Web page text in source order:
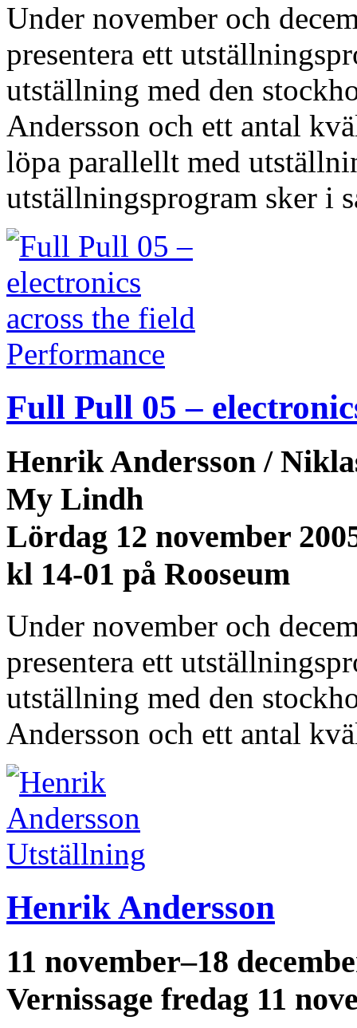
Under november och
presentera ett
utställning med den
Andersson och ett antal
löpa parallellt med
utställningsprogram sker i
Performance
Full Pull 05 –
Henrik Andersson /
My Lindh
Lördag 12 november
kl 14-01 på Rooseum
Under november och
presentera ett
utställning med den
Andersson och ett antal
Utställning
Henrik Andersson
11 november–18
Vernissage fredag 11